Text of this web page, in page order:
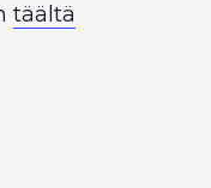
täältä